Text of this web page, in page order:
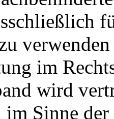
verwenden
im
wird
im Sinne